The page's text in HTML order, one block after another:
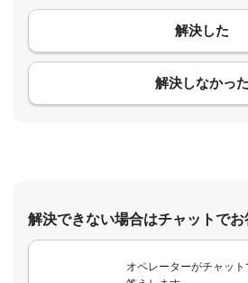
解決した
解決しなかった
コメント
解決できない場合はチャットでお
オペレーターがチャッ